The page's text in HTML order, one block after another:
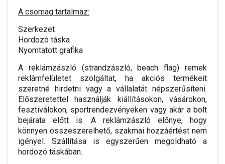
A csomag tartalmaz:
Szerkezet
Hordozó táska
Nyomtatott grafika
A reklámzászló (strandzászló, beach flag) remek
reklámfelületet szolgáltat, ha akciós termékeit
szeretné hirdetni vagy a vállalatát népszerűsíteni.
Előszeretettel használják kiállításokon, vásárokon,
fesztiválokon, sportrendezvényeken vagy akár a bolt
bejárata előtt is. A reklámzászló előnye, hogy
könnyen összeszerelhető, szakmai hozzáértést nem
igényel. Szállítása is egyszerűen megoldható a
hordozó táskában.